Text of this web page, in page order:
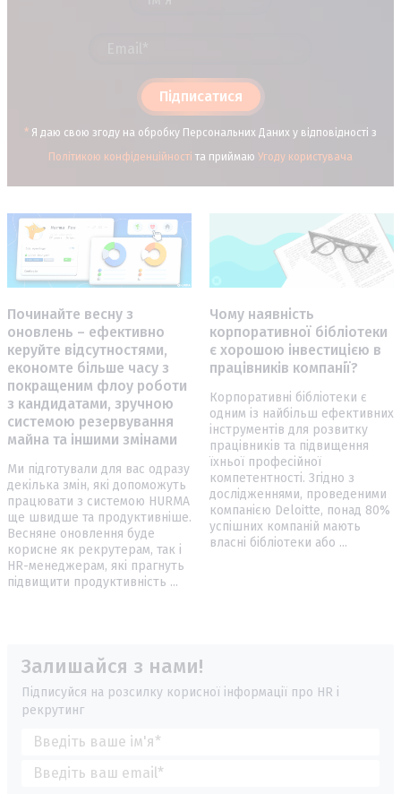
Підписатися
* Я даю свою згоду на обробку Персональних Даних у відповідності з
Політикою конфіденційності та приймаю Угоду користувача
Починайте весну з
оновлень – ефективно
керуйте відсутностями,
економте більше часу з
покращеним флоу роботи
з кандидатами, зручною
системою резервування
майна та іншими змінами
Ми підготували для вас одразу
декілька змін, які допоможуть
працювати з системою HURMA
ще швидше та продуктивніше.
Весняне оновлення буде
корисне як рекрутерам, так і
HR-менеджерам, які прагнуть
підвищити продуктивність ...
Чому наявність
корпоративної бібліотеки
є хорошою інвестицією в
працівників компанії?
Корпоративні бібліотеки є
одним із найбільш ефективних
інструментів для розвитку
працівників та підвищення
їхньої професійної
компетентності. Згідно з
дослідженнями, проведеними
компанією Deloitte, понад 80%
успішних компаній мають
власні бібліотеки або ...
Залишайся з нами!
Підписуйся на розсилку корисної інформації про HR і
рекрутинг